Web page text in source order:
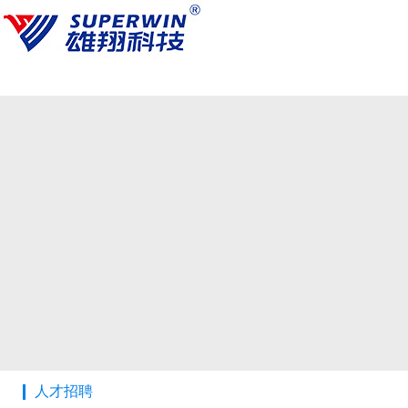
游戏机厂家 射水机
人才招聘